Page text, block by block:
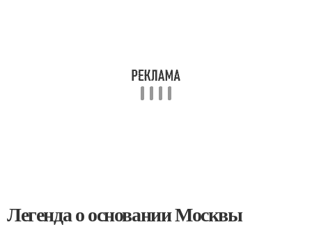
Легенда о основании Москвы